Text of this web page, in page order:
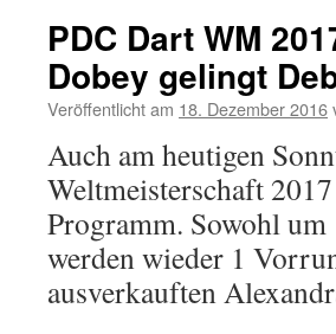
2017
–
Tag
4
Abend:
Phil
Taylor
startet
souverän
ins
Turnier
PDC Dart WM
Dobey gelingt
Veröffentlicht am 18. Dezember 2016
Auch am heutigen
Weltmeisterschaft
Programm. Sowohl
werden wieder 1
ausverkauften